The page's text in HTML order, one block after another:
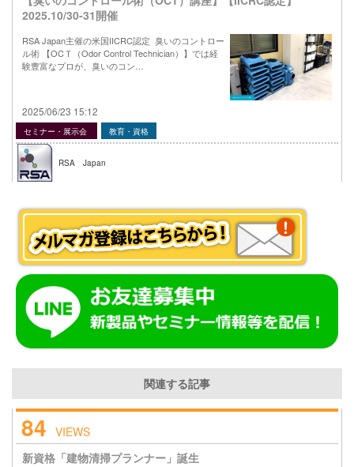
2025.10/30-31開催
RSA Japan主催の米国IICRC認定 臭いのコントロー
ル術 【OCＴ（Odor Control Technician）】では経
験豊富なプロが、臭いのコン…
2025/06/23 15:12
セミナー・展示会 教育・資格
RSA Japan
関連する記事
84 VIEWS
新資格「建物清掃プランナー」誕生